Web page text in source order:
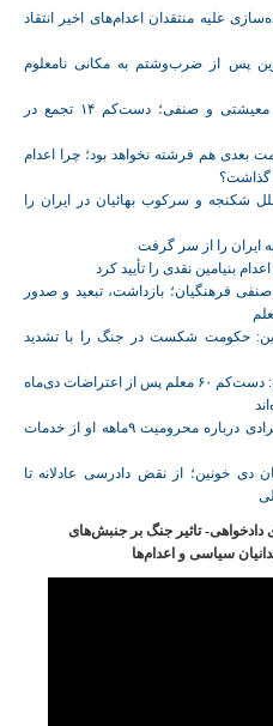
علیه منتقدان اعدام‌های اخیر انتقاد
پس از ضرب‌وشتم به مکانی نامعلوم
موج تازه اعتراض‌های معیشتی و صنفی؛ دست‌کم ۱۴ تجمع در
بعدی هم فرشته نخواهد بود؛ چرا اعدام
گذاشت؟
شکنجه و سرکوب بهائیان در ایران را
ایران را از سر گرفت
بنیامین نقدی را تأیید کرد
فرهنگیان؛ بازداشت، تبعید و صدور
حکومت شکست در جنگ را با تشدید
کمپین حقوق بشر ایران: دست‌کم ۶۰ معلم پس از اعتراضات دی‌ماه
هشدار وکلای وریشه مرادی درباره محرومیت ۹ماهه او از خدمات
دی‌ خونین؛ از نقض دادرسی عادلانه تا
تاثیر جنگ بر جنبش‌های
سیاسی و اعدام‌ها